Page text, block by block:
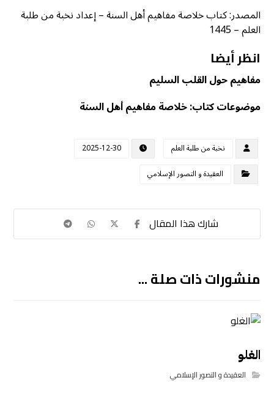
المصدر: كتاب خلاصة مفاهيم أهل السنة – إعداد نخبة من طلبة
العلم – 1445
انظر أيضا
مفاهيم حول القلب السليم
موضوعات كتاب: خلاصة مفاهيم أهل السنة
نخبة من طلبة العلم
2025-12-30
العقيدة و التصور الإسلامي
منشورات ذات صلة ...
الغلو
العقيدة و التصور الإسلامي